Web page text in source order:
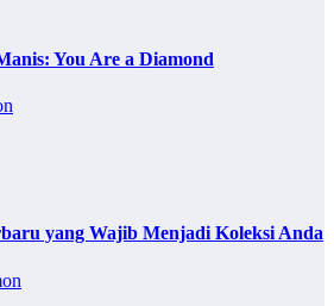
You Are a Diamond
yang Wajib Menjadi Koleksi Anda